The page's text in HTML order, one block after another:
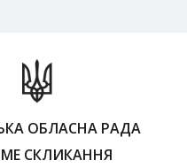
ОБЛАСНА РАДА
СКЛИКАННЯ